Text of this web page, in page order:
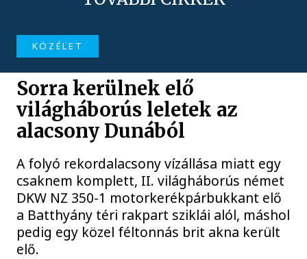
KÖZÉLET
Sorra kerülnek elő
világháborús leletek az
alacsony Dunából
A folyó rekordalacsony vízállása miatt egy
csaknem komplett, II. világháborús német
DKW NZ 350-1 motorkerékpárbukkant elő
a Batthyány téri rakpart sziklái alól, máshol
pedig egy közel féltonnás brit akna került
elő.